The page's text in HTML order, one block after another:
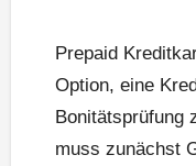
Prepaid
Option, eine
Bonitätsprüfung
muss zunächst